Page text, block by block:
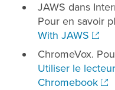
JAWS dans
Pour en savoir
With JAWS
ChromeVox.
Utiliser le
Chromebook